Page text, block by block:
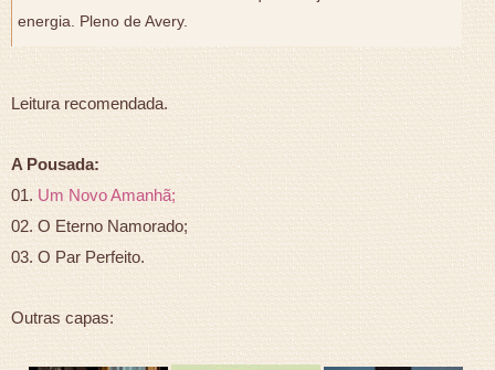
energia. Pleno de Avery.
Leitura recomendada.
A Pousada:
01. Um Novo Amanhã;
02. O Eterno Namorado;
03. O Par Perfeito.
Outras capas: